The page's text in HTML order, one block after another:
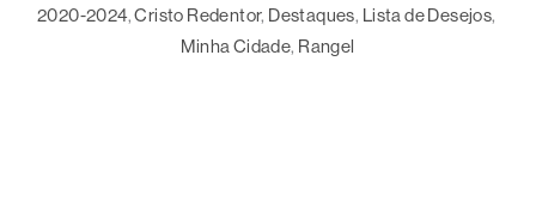
2020-2024, Cristo Redentor, Destaques, Lista de Desejos
Minha Cidade, Rangel